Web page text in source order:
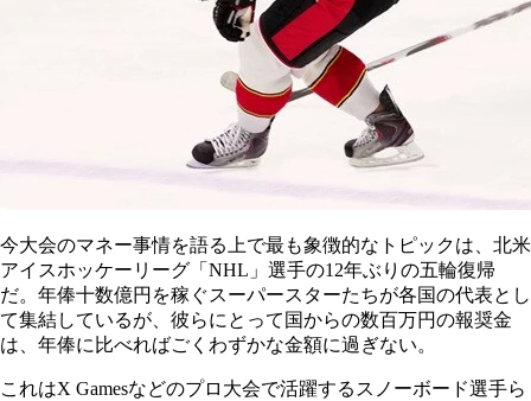
今大会のマネー事情を語る上で最も象徴的なトピックは、北米
アイスホッケーリーグ「NHL」選手の12年ぶりの五輪復帰
だ。年俸十数億円を稼ぐスーパースターたちが各国の代表とし
て集結しているが、彼らにとって国からの数百万円の報奨金
は、年俸に比べればごくわずかな金額に過ぎない。
これはX Gamesなどのプロ大会で活躍するスノーボード選手ら